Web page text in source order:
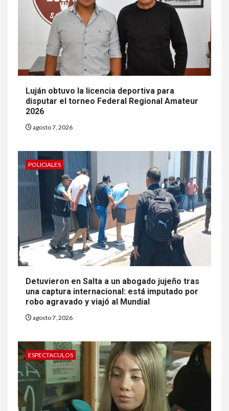
Luján obtuvo la licencia deportiva para
disputar el torneo Federal Regional Amateur
2026
agosto 7, 2026
POLICIALES
Detuvieron en Salta a un abogado jujeño tras
una captura internacional: está imputado por
robo agravado y viajó al Mundial
agosto 7, 2026
ESPECTACULOS